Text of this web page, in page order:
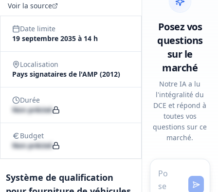
Voir la source
Date limite
19 septembre 2035 à 14 h
Localisation
Pays signataires de l'AMP (2012)
Durée
Non précisé
Budget
Non précisé
Système de qualification
Posez vos
questions
sur le
marché
Notre IA a lu
l'intégralité du
DCE et répond à
toutes vos
questions sur ce
marché.